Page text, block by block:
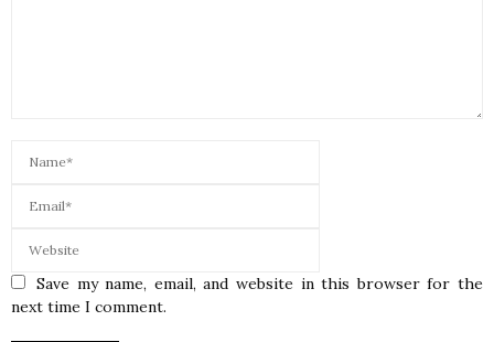
Save my name, email, and website in this browser for the
next time I comment.